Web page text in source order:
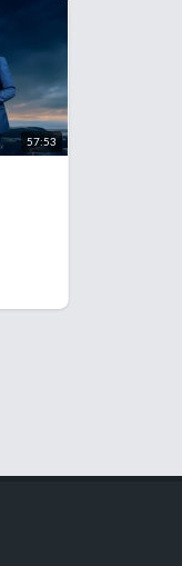
57:53